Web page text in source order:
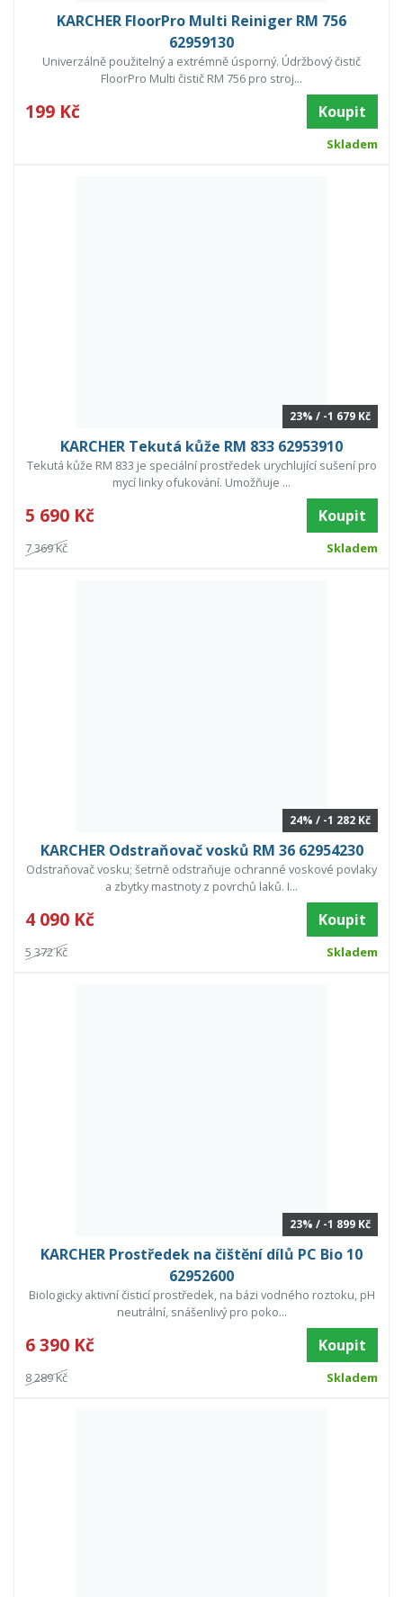
KARCHER FloorPro Multi Reiniger RM 756
62959130
Univerzálně použitelný a extrémně úsporný. Údržbový čistič
FloorPro Multi čistič RM 756 pro stroj...
199 Kč Koupit
Skladem
23% / -1 679 Kč
KARCHER Tekutá kůže RM 833 62953910
Tekutá kůže RM 833 je speciální prostředek urychlující sušení pro
mycí linky ofukování. Umožňuje ...
5 690 Kč Koupit
7 369 Kč Skladem
24% / -1 282 Kč
KARCHER Odstraňovač vosků RM 36 62954230
Odstraňovač vosku; šetrně odstraňuje ochranné voskové povlaky
a zbytky mastnoty z povrchů laků. I...
4 090 Kč Koupit
5 372 Kč Skladem
23% / -1 899 Kč
KARCHER Prostředek na čištění dílů PC Bio 10
62952600
Biologicky aktivní čisticí prostředek, na bázi vodného roztoku, pH
neutrální, snášenlivý pro poko...
6 390 Kč Koupit
8 289 Kč Skladem